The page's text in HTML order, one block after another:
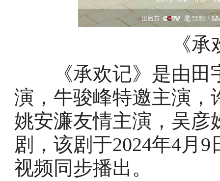
《
《承欢记》是由田
演，牛骏峰特邀主演，
姚安濂友情主演，吴彦
剧，该剧于2024年4月
视频同步播出。